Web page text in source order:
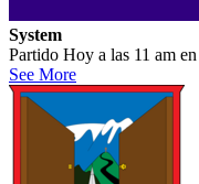
System
Partido Hoy a las 11 am
See More